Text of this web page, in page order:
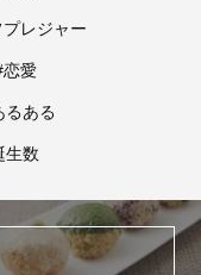
レジャー
恋愛
るある
生数